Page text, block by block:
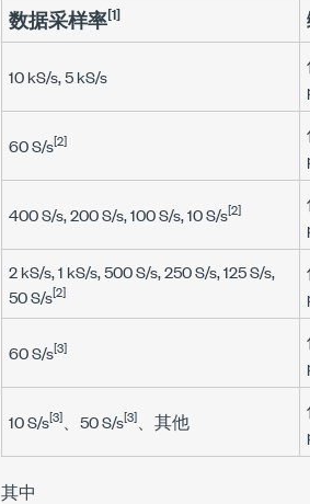
数据采样率[1]
10 kS/s, 5 kS/s
60 S/s[2]
400 S/s, 200 S/s, 100 S/s, 10 S/s[2]
2 kS/s, 1 kS/s, 500 S/s, 250 S/s, 125 S/s,
50 S/s[2]
60 S/s[3]
10 S/s[3] 、50 S/s[3] 、其他
其中